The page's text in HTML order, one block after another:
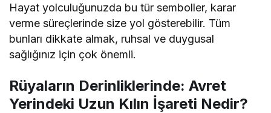
Hayat yolculuğunuzda bu tür semboller, karar
verme süreçlerinde size yol gösterebilir. Tüm
bunları dikkate almak, ruhsal ve duygusal
sağlığınız için çok önemli.
Rüyaların Derinliklerinde: Avret
Yerindeki Uzun Kılın İşareti Nedir?